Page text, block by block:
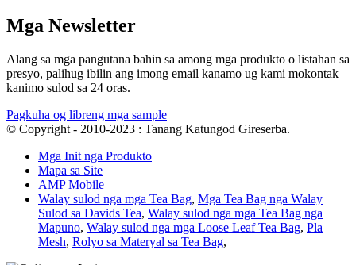
Mga Newsletter
Alang sa mga pangutana bahin sa among mga produkto o listahan sa
presyo, palihug ibilin ang imong email kanamo ug kami mokontak
kanimo sulod sa 24 oras.
Pagkuha og libreng mga sample
© Copyright - 2010-2023 : Tanang Katungod Gireserba.
Mga Init nga Produkto
Mapa sa Site
AMP Mobile
Walay sulod nga mga Tea Bag, Mga Tea Bag nga Walay
Sulod sa Davids Tea, Walay sulod nga mga Tea Bag nga
Mapuno, Walay sulod nga mga Loose Leaf Tea Bag, Pla
Mesh, Rolyo sa Materyal sa Tea Bag,